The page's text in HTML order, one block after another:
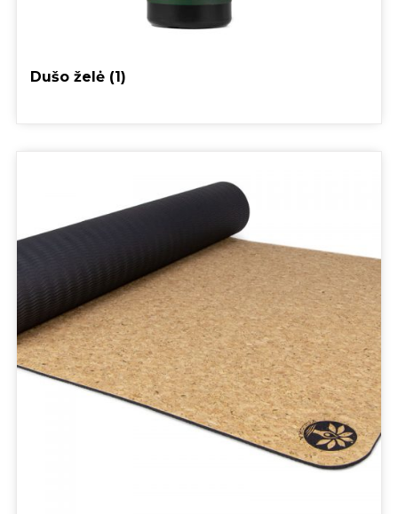
Dušo želė (1)